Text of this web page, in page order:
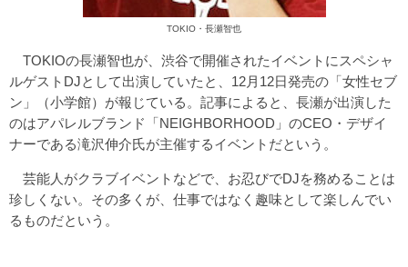
TOKIO・長瀬智也
TOKIOの長瀬智也が、渋谷で開催されたイベントにスペシャ
ルゲストDJとして出演していたと、12月12日発売の「女性セブ
ン」（小学館）が報じている。記事によると、長瀬が出演した
のはアパレルブランド「NEIGHBORHOOD」のCEO・デザイ
ナーである滝沢伸介氏が主催するイベントだという。
芸能人がクラブイベントなどで、お忍びでDJを務めることは
珍しくない。その多くが、仕事ではなく趣味として楽しんでい
るものだという。